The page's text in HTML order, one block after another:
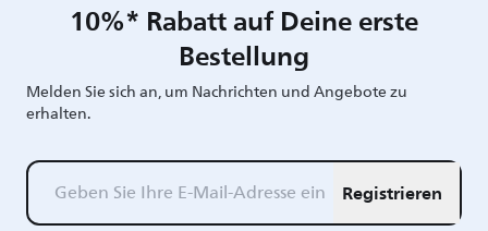
10%* Rabatt auf Deine erste
Bestellung
Melden Sie sich an, um Nachrichten und Angebote zu
erhalten.
Registrieren